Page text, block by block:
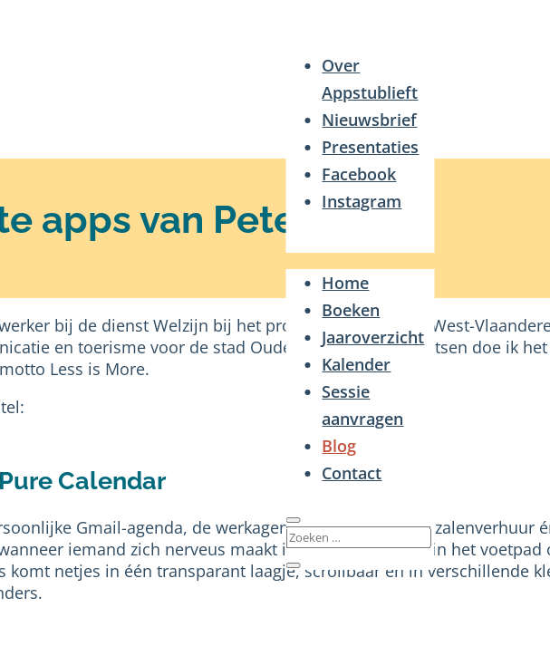
Over
Appstublieft
Nieuwsbrief
Presentaties
Facebook
Instagram
Home
Boeken
Jaaroverzicht
Kalender
Sessie
aanvragen
Blog
Contact
apps van Peter Velle
bij de dienst Welzijn bij het provinciebestuur van West-
en toerisme voor de stad Oudenburg. Me verplaatsen doe ik
Less is More.
Calendar
Gmail-agenda, de werkagenda, kalenders voor zalenverhuur
iemand zich nerveus maakt in een scheve tegel in het
komt netjes in één transparant laagje, scrollbaar en in verschillende